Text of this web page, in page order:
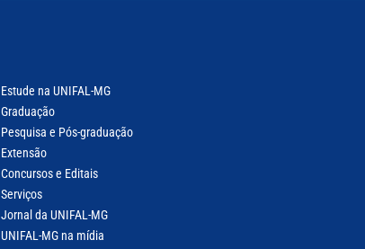
Estude na UNIFAL-MG
Graduação
Pesquisa e Pós-graduação
Extensão
Concursos e Editais
Serviços
Jornal da UNIFAL-MG
UNIFAL-MG na mídia